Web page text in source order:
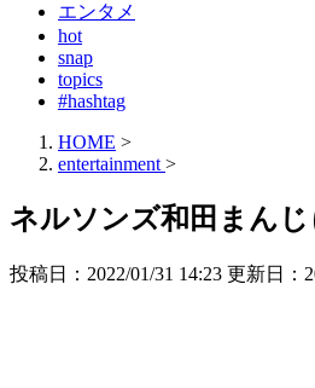
エンタメ
hot
snap
topics
#hashtag
HOME >
entertainment >
ネルソンズ和田まん
投稿日：2022/01/31 14:23 更新日：